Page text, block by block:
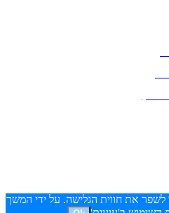
את חווית הגלישה. על ידי המשך